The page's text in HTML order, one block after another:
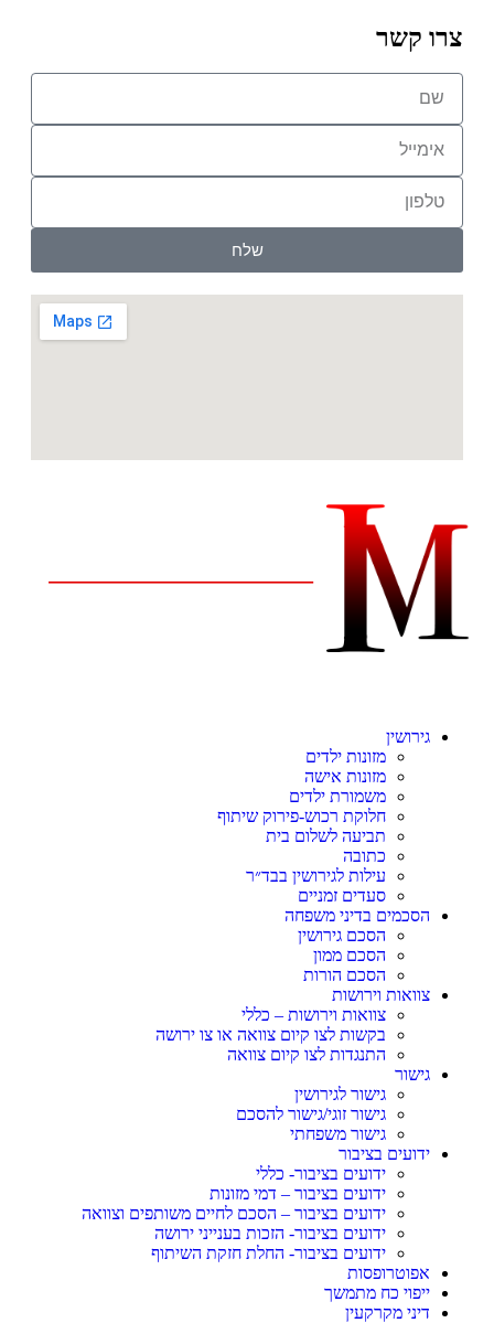
צרו קשר
שלח
גירושין
מזונות ילדים
מזונות אישה
משמורת ילדים
חלוקת רכוש-פירוק שיתוף
תביעה לשלום בית
כתובה
עילות לגירושין בבד״ר
סעדים זמניים
הסכמים בדיני משפחה
הסכם גירושין
הסכם ממון
הסכם הורות
צוואות וירושות
צוואות וירושות – כללי
בקשות לצו קיום צוואה או צו ירושה
התנגדות לצו קיום צוואה
גישור
גישור לגירושין
גישור זוגי/גישור להסכם
גישור משפחתי
ידועים בציבור
ידועים בציבור- כללי
ידועים בציבור – דמי מזונות
ידועים בציבור – הסכם לחיים משותפים וצוואה
ידועים בציבור- הזכות בענייני ירושה
ידועים בציבור- החלת חזקת השיתוף
אפוטרופסות
ייפוי כח מתמשך
דיני מקרקעין